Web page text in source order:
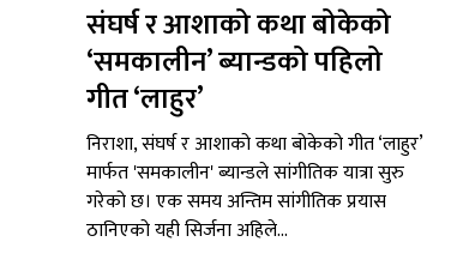
संघर्ष र आशाको कथा बोकेको
‘समकालीन’ ब्यान्डको पहिलो
गीत ‘लाहुर’
निराशा, संघर्ष र आशाको कथा बोकेको गीत ‘लाहुर’
मार्फत 'समकालीन' ब्यान्डले सांगीतिक यात्रा सुरु
गरेको छ। एक समय अन्तिम सांगीतिक प्रयास
ठानिएको यही सिर्जना अहिले...